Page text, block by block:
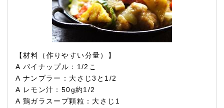
【材料（作りやすい分量）】
A パイナップル：1/2こ
A ナンプラー：大さじ3と1/2
A レモン汁：50g約1/2
A 鶏ガラスープ顆粒：大さじ1